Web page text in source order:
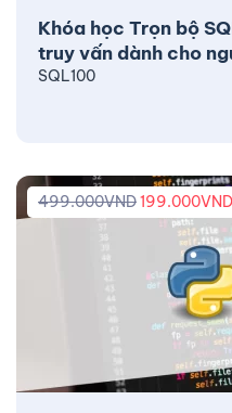
Khóa học Trọn bộ
truy vấn dành cho
SQL100
499.000VND199.000VND